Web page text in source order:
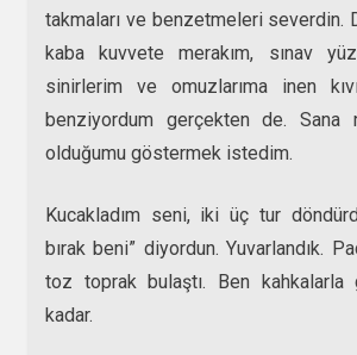
takmaları ve benzetmeleri severdin.
kaba kuvvete merakım, sınav
sinirlerim ve omuzlarıma inen
benziyordum gerçekten de. Sana
olduğumu göstermek istedim.
Kucakladım seni, iki üç tur
bırak beni” diyordun. Yuvarlandık.
toz toprak bulaştı. Ben kahkalarla
kadar.